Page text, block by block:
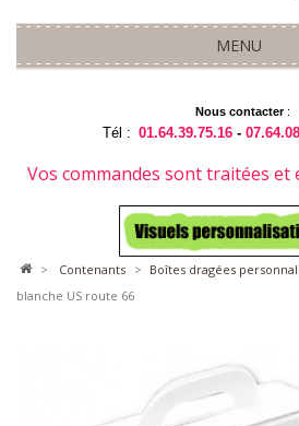
MENU
Nous contacter:
Tél : 01.64.39.75.16 -
Vos commandes sont traitées et
> contenants > boîtes dragées
blanche US route 66